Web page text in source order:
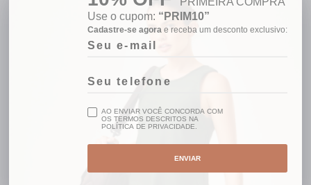
Em até 10x sem juros
COMO CUIDAR DA SUA PEÇA:
escuras e se possível colorida. Nunca misturar os grupos
durante a lavagem.
Use o cupom: “PRIM10”
Cadastre-se agorae receba um desconto exclusivo:
AO ENVIAR VOCÊ CONCORDA COM
OS TERMOS DESCRITOS NA
POLÍTICA DE PRIVACIDADE.
ENVIAR